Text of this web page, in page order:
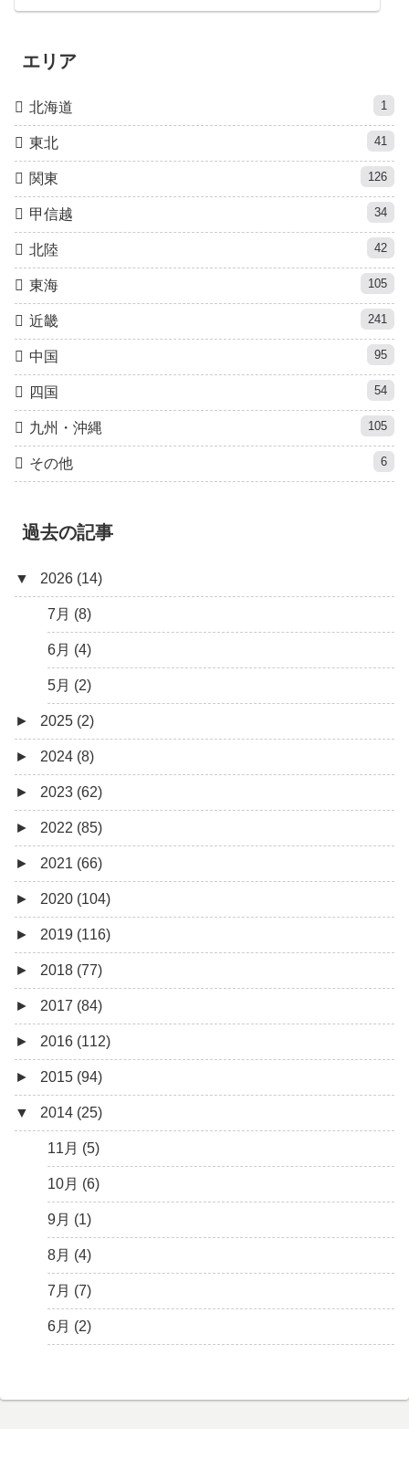
エリア
北海道 1
東北 41
関東 126
甲信越 34
北陸 42
東海 105
近畿 241
中国 95
四国 54
九州・沖縄 105
その他 6
過去の記事
▼ 2026 (14)
7月 (8)
6月 (4)
5月 (2)
► 2025 (2)
12月 (1)
6月 (1)
► 2024 (8)
8月 (1)
7月 (1)
5月 (2)
4月 (3)
3月 (1)
► 2023 (62)
9月 (1)
8月 (1)
7月 (8)
6月 (5)
5月 (7)
4月 (9)
3月 (15)
2月 (6)
1月 (10)
► 2022 (85)
12月 (3)
10月 (1)
9月 (4)
8月 (5)
7月 (5)
6月 (8)
5月 (13)
4月 (12)
3月 (13)
2月 (14)
1月 (7)
► 2021 (66)
12月 (4)
11月 (8)
10月 (1)
8月 (2)
7月 (4)
6月 (6)
5月 (5)
4月 (10)
3月 (5)
2月 (11)
1月 (10)
► 2020 (104)
12月 (7)
11月 (10)
10月 (8)
9月 (5)
8月 (9)
7月 (8)
6月 (3)
5月 (10)
4月 (7)
3月 (8)
2月 (19)
1月 (10)
► 2019 (116)
12月 (9)
11月 (11)
10月 (9)
9月 (16)
8月 (9)
7月 (11)
6月 (5)
5月 (8)
4月 (12)
3月 (9)
2月 (8)
► 2018 (77)
12月 (6)
11月 (4)
10月 (8)
9月 (12)
8月 (4)
7月 (7)
6月 (7)
5月 (7)
4月 (6)
3月 (6)
1月 (6)
► 2017 (84)
12月 (5)
11月 (3)
10月 (5)
9月 (1)
8月 (4)
7月 (6)
6月 (6)
5月 (7)
4月 (9)
2月 (12)
► 2016 (112)
12月 (5)
11月 (11)
10月 (6)
9月 (9)
8月 (14)
7月 (13)
6月 (11)
5月 (12)
3月 (10)
► 2015 (94)
12月 (4)
11月 (7)
10月 (5)
9月 (3)
8月 (7)
7月 (10)
6月 (11)
4月 (9)
▼ 2014 (25)
11月 (5)
10月 (6)
9月 (1)
8月 (4)
7月 (7)
6月 (2)